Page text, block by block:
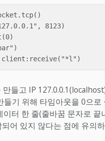
8123)
만들고 IP
기 위해 타임아웃을 0으로
이터 한 줄(줄바꿈 문자로
어 있지 않다는 점에 유의